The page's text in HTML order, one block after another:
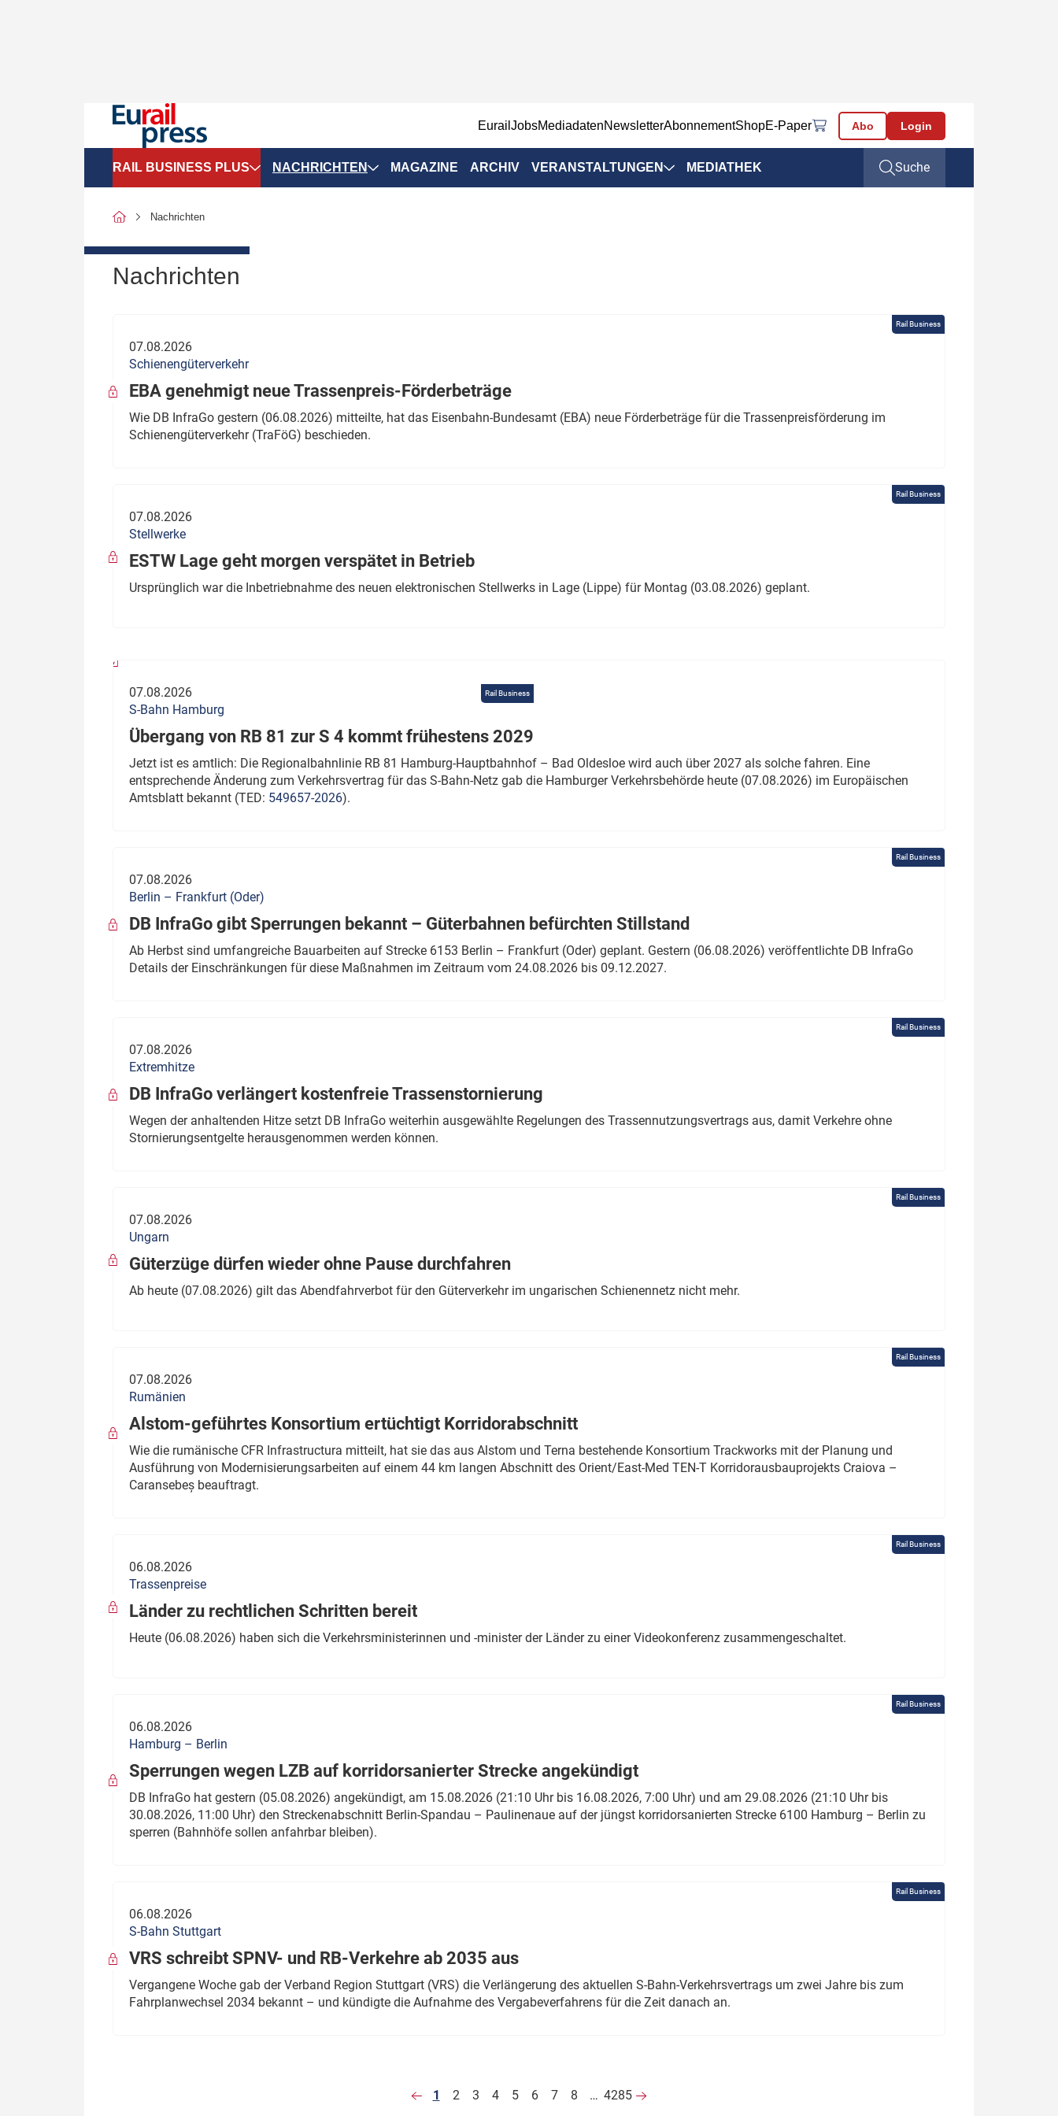
EurailJobsMediadatenNewsletterAbonnementShopE-Paper Abo Login
RAIL BUSINESS PLUS
SPNV-Marktdaten
Politik
Verbände: Wer spricht für
wen?
Thema des Monats
Dossier: Generalsanierung
Dossier: ETCS
NACHRICHTEN
Infrastruktur & Ausrüstung
ÖPNV
MAGAZINE ARCHIV VERANSTALTUNGEN MEDIATHEK Suche
Nachrichten
Nachrichten
Rail Business
07.08.2026
Schienengüterverkehr
EBA genehmigt neue Trassenpreis-Förderbeträge
Wie DB InfraGo gestern (06.08.2026) mitteilte, hat das Eisenbahn-Bundesamt (EBA) neue Förderbeträge für die Trassenpreisförderung im
Schienengüterverkehr (TraFöG) beschieden.
Rail Business
07.08.2026
Stellwerke
ESTW Lage geht morgen verspätet in Betrieb
Ursprünglich war die Inbetriebnahme des neuen elektronischen Stellwerks in Lage (Lippe) für Montag (03.08.2026) geplant.
Rail Business
07.08.2026
S-Bahn Hamburg
Übergang von RB 81 zur S 4 kommt frühestens 2029
Jetzt ist es amtlich: Die Regionalbahnlinie RB 81 Hamburg-Hauptbahnhof – Bad Oldesloe wird auch über 2027 als solche fahren. Eine
entsprechende Änderung zum Verkehrsvertrag für das S-Bahn-Netz gab die Hamburger Verkehrsbehörde heute (07.08.2026) im Europäischen
Amtsblatt bekannt (TED: 549657-2026).
Rail Business
07.08.2026
Berlin – Frankfurt (Oder)
DB InfraGo gibt Sperrungen bekannt – Güterbahnen befürchten Stillstand
Ab Herbst sind umfangreiche Bauarbeiten auf Strecke 6153 Berlin – Frankfurt (Oder) geplant. Gestern (06.08.2026) veröffentlichte DB InfraGo
Details der Einschränkungen für diese Maßnahmen im Zeitraum vom 24.08.2026 bis 09.12.2027.
Rail Business
07.08.2026
Extremhitze
DB InfraGo verlängert kostenfreie Trassenstornierung
Wegen der anhaltenden Hitze setzt DB InfraGo weiterhin ausgewählte Regelungen des Trassennutzungsvertrags aus, damit Verkehre ohne
Stornierungsentgelte herausgenommen werden können.
Rail Business
07.08.2026
Ungarn
Güterzüge dürfen wieder ohne Pause durchfahren
Ab heute (07.08.2026) gilt das Abendfahrverbot für den Güterverkehr im ungarischen Schienennetz nicht mehr.
Rail Business
07.08.2026
Rumänien
Alstom-geführtes Konsortium ertüchtigt Korridorabschnitt
Wie die rumänische CFR Infrastructura mitteilt, hat sie das aus Alstom und Terna bestehende Konsortium Trackworks mit der Planung und
Ausführung von Modernisierungsarbeiten auf einem 44 km langen Abschnitt des Orient/East-Med TEN-T Korridorausbauprojekts Craiova –
Caransebeș beauftragt.
Rail Business
06.08.2026
Trassenpreise
Länder zu rechtlichen Schritten bereit
Heute (06.08.2026) haben sich die Verkehrsministerinnen und -minister der Länder zu einer Videokonferenz zusammengeschaltet.
Rail Business
06.08.2026
Hamburg – Berlin
Sperrungen wegen LZB auf korridorsanierter Strecke angekündigt
DB InfraGo hat gestern (05.08.2026) angekündigt, am 15.08.2026 (21:10 Uhr bis 16.08.2026, 7:00 Uhr) und am 29.08.2026 (21:10 Uhr bis
30.08.2026, 11:00 Uhr) den Streckenabschnitt Berlin-Spandau – Paulinenaue auf der jüngst korridorsanierten Strecke 6100 Hamburg – Berlin zu
sperren (Bahnhöfe sollen anfahrbar bleiben).
Rail Business
06.08.2026
S-Bahn Stuttgart
VRS schreibt SPNV- und RB-Verkehre ab 2035 aus
Vergangene Woche gab der Verband Region Stuttgart (VRS) die Verlängerung des aktuellen S-Bahn-Verkehrsvertrags um zwei Jahre bis zum
Fahrplanwechsel 2034 bekannt – und kündigte die Aufnahme des Vergabeverfahrens für die Zeit danach an.
1 2 3 4 5 6 7 8 … 4285